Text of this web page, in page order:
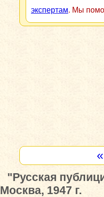
экспертам. Мы
"Русская
Москва, 1947 г.